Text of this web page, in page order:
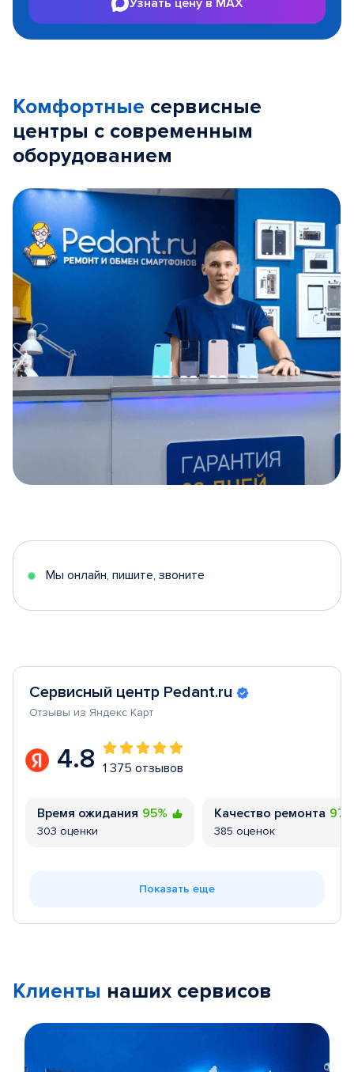
Комфортные сервисные
центры с современным
оборудованием
5
Мы онлайн, пишите, звоните
Сервисный центр Pedant.ru
Отзывы из Яндекс Карт
4.8 1 375 отзывов
Время ожидания 95%
303 оценки
Качество ремонта
385 оценок
Показать еще
Клиенты наших сервисов